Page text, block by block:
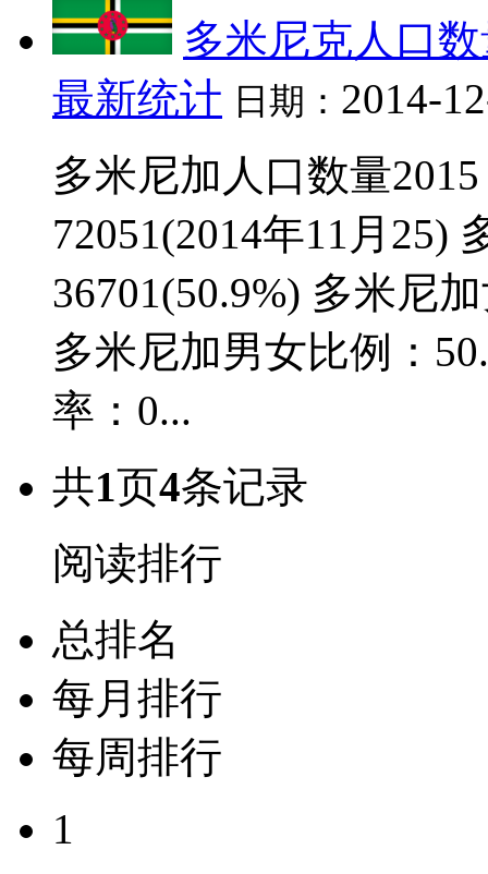
多米尼克人口
最新统计 日期： 2014-
多米尼加人口数量
72051(2014年11月25)
36701(50.9%) 多米尼
多米尼加男女比例：
率：0...
共1页4条记录
阅读排行
总排名
每月排行
每周排行
1